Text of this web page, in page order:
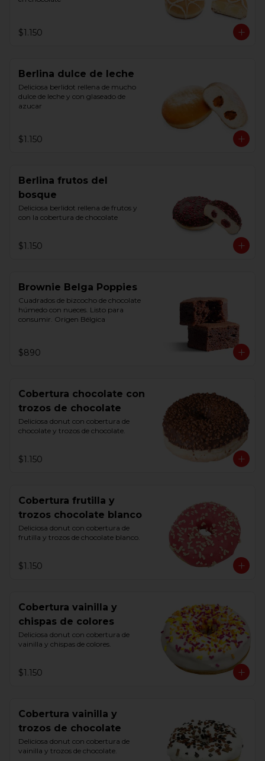
$1.150
Berlina dulce de leche
Deliciosa berlidot rellena de mucho
dulce de leche y con glaseado de
azucar
$1.150
Berlina frutos del
bosque
Deliciosa berlidot rellena de frutos y
con la cobertura de chocolate
$1.150
Brownie Belga Poppies
Cuadrados de bizcocho de chocolate
húmedo con nueces. Listo para
consumir. Origen Bélgica
$890
Cobertura chocolate con
trozos de chocolate
Deliciosa donut con cobertura de
chocolate y trozos de chocolate.
$1.150
Cobertura frutilla y
trozos chocolate blanco
Deliciosa donut con cobertura de
frutilla y trozos de chocolate blanco.
$1.150
Cobertura vainilla y
chispas de colores
Deliciosa donut con cobertura de
vainilla y chispas de colores.
$1.150
Cobertura vainilla y
trozos de chocolate
Deliciosa donut con cobertura de
vainilla y trozos de chocolate.